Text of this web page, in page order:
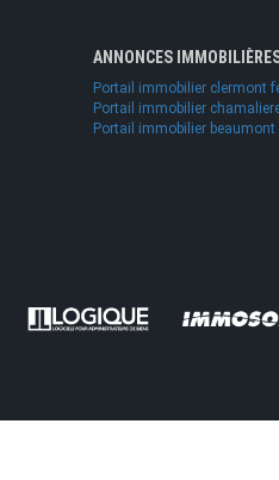
ANNONCES
Portail immobilier clermont
Portail immobilier
Portail immobilier beaumont